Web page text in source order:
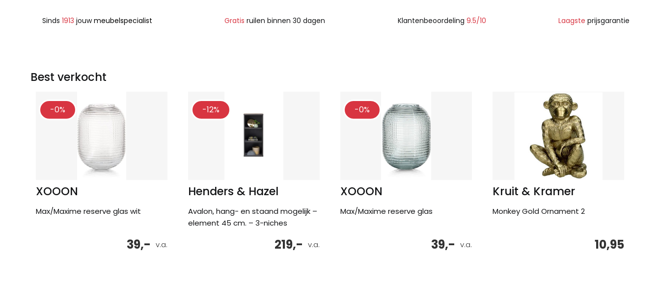
Sinds 1913 jouwmeubelspecialist Gratis ruilen binnen 30 dagen Klantenbeoordeling 9.5/10 Laagste prijsgarantie
Best verkocht
-0%
XOOON
Max/Maxime reserve glas wit
v.a.
39,-
-12%
Henders & Hazel
Avalon, hang- en staand mogelijk –
element 45 cm. – 3-niches
v.a.
219,-
-0%
XOOON
Max/Maxime reserve glas
v.a.
39,-
Kruit & Kramer
Monkey Gold Ornament 2
10,95